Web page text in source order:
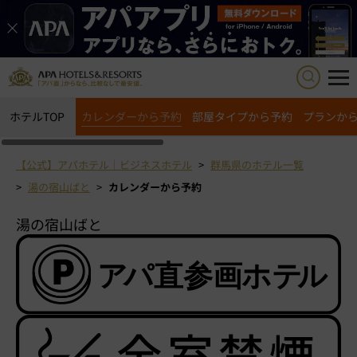
ホテルTOP カレンダーから予約 部屋タイプから予約 プランか
【公式】アパホテル｜ビジネスホテル
群馬県のホテル一覧
湯の宿山ばと
カレンダーから予約
湯の宿山ばと